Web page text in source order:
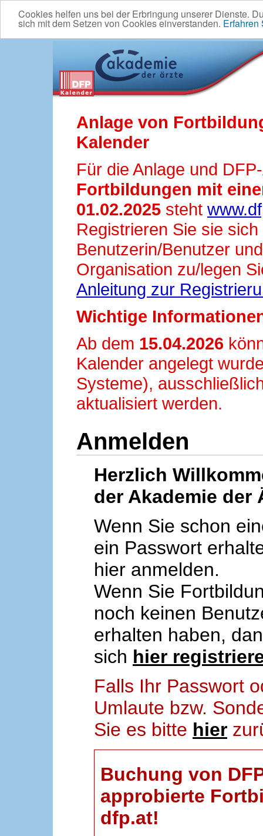
Cookies helfen uns bei der Erbringung unserer Dienste.
sich mit dem Setzen von Cookies einverstanden. Erfahren
Anlage von
Kalender
Für die Anlage und
Fortbildungen mit
01.02.2025 steht
Registrieren Sie sie
Benutzerin/Benutzer
Organisation zu/legen
Anleitung zur
Wichtige
Ab dem 15.04.2026
Kalender angelegt
Systeme),
aktualisiert werden.
Anmelden
Herzlich
der Akademie der
Wenn Sie schon
ein Passwort
hier anmelden.
Wenn Sie
noch keinen
erhalten haben,
sich hier
Falls Ihr Passwort
Umlaute bzw.
Sie es bitte hier
Buchung von
approbierte
dfp.at!